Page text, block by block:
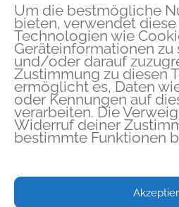
Um die bestmögliche
bieten, verwendet
Technologien wie
Geräteinformationen zu
und/oder darauf
Zustimmung zu diesen
ermöglicht es, Daten
oder Kennungen auf
verarbeiten. Die
Widerruf deiner
bestimmte Funktionen
•Chakra-Shop auf
Kostenloses Chakra
Meditations-